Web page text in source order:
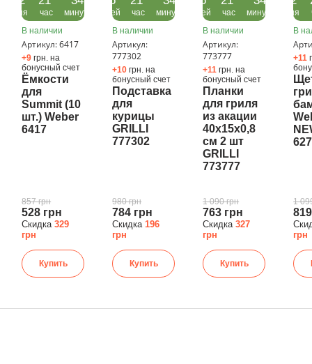
дня час
минуты
В наличии
Артикул: 6417
+9грн. на
бонусный счет
Ёмкости
для
Summit (10
шт.) Weber
6417
857 грн
528 грн
Скидка329
грн
Купить
дней час
минуты
В наличии
Артикул:
777302
+10грн. на
бонусный счет
Подставка
для
курицы
GRILLI
777302
980 грн
784 грн
Скидка196
грн
Купить
дней час
минуты
В наличии
Артикул:
773777
+11грн. на
бонусный счет
Планки
для гриля
из акации
40x15x0,8
см 2 шт
GRILLI
773777
1 090 грн
763 грн
Скидка327
грн
Купить
дня
В
+11
1
грн